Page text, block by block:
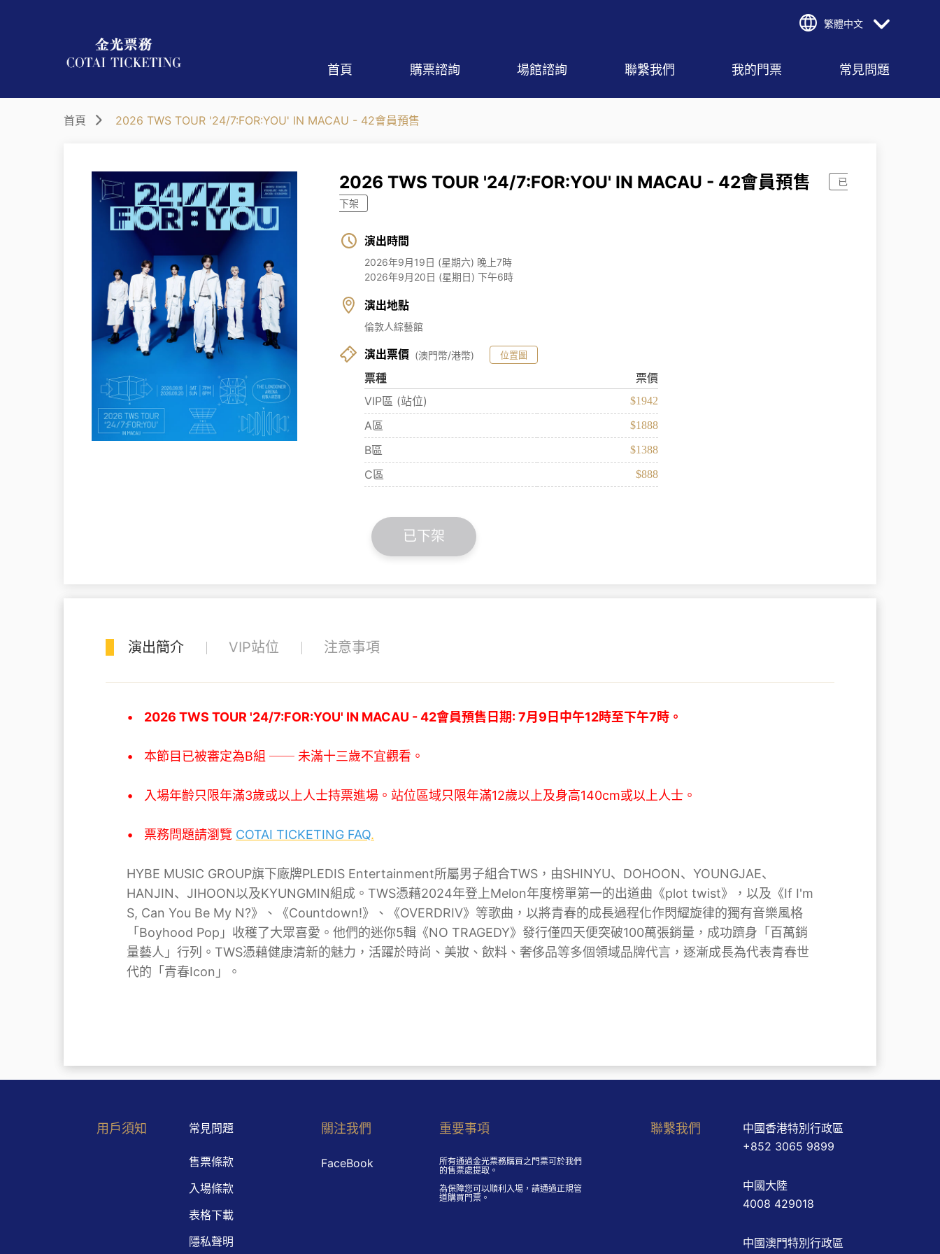
繁體中文
首頁 購票諮詢 場館諮詢 聯繫我們 我的門票 常見問題
首頁 2026 TWS TOUR '24/7:FOR:YOU' IN MACAU - 42會員預售
2026 TWS TOUR '24/7:FOR:YOU' IN MACAU - 42會員預售
已
下架
演出時間
2026年9月19日 (星期六) 晚上7時
2026年9月20日 (星期日) 下午6時
演出地點
倫敦人綜藝館
演出票價 (澳門幣/港幣) 位置圖
票種
票價
VIP區 (站位)
$1942
A區 $1888
B區 $1388
C區 $888
已下架
演出簡介 VIP站位 注意事項
• 2026 TWS TOUR '24/7:FOR:YOU' IN MACAU - 42會員預售日期: 7月9日中午12時至下午7時。
• 本節目已被審定為B組 ── 未滿十三歲不宜觀看。
• 入場年齡只限年滿3歲或以上人士持票進場。站位區域只限年滿12歲以上及身高140cm或以上人士。
• 票務問題請瀏覽 COTAI TICKETING FAQ.
HYBE MUSIC GROUP旗下廠牌PLEDIS Entertainment所屬男子組合TWS，由SHINYU、DOHOON、YOUNGJAE、
HANJIN、JIHOON以及KYUNGMIN組成。TWS憑藉2024年登上Melon年度榜單第一的出道曲《plot twist》，以及《If I'm
S, Can You Be My N?》、《Countdown!》、《OVERDRIV》等歌曲，以將青春的成長過程化作閃耀旋律的獨有音樂風格
「Boyhood Pop」收穫了大眾喜愛。他們的迷你5輯《NO TRAGEDY》發行僅四天便突破100萬張銷量，成功躋身「百萬銷
量藝人」行列。TWS憑藉健康清新的魅力，活躍於時尚、美妝、飲料、奢侈品等多個領域品牌代言，逐漸成長為代表青春世
代的「青春Icon」。
用戶須知 常見問題
售票條款
入場條款
表格下載
隱私聲明
關注我們
FaceBook
重要事項
所有通過金光票務購買之門票可於我們
的售票處提取。
為保障您可以順利入場，請通過正規管
道購買門票。
聯繫我們
中國香港特別行政區
+852 3065 9899
中國大陸
4008 429018
中國澳門特別行政區